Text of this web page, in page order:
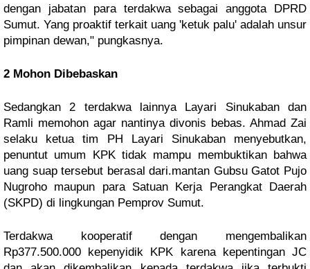
dengan jabatan para terdakwa sebagai anggota DPRD
Sumut. Yang proaktif terkait uang 'ketuk palu' adalah unsur
pimpinan dewan," pungkasnya.
2 Mohon Dibebaskan
Sedangkan 2 terdakwa lainnya Layari Sinukaban dan
Ramli memohon agar nantinya divonis bebas. Ahmad Zai
selaku ketua tim PH Layari Sinukaban menyebutkan,
penuntut umum KPK tidak mampu membuktikan bahwa
uang suap tersebut berasal dari.mantan Gubsu Gatot Pujo
Nugroho maupun para Satuan Kerja Perangkat Daerah
(SKPD) di lingkungan Pemprov Sumut.
Terdakwa kooperatif dengan mengembalikan
Rp377.500.000 kepenyidik KPK karena kepentingan JC